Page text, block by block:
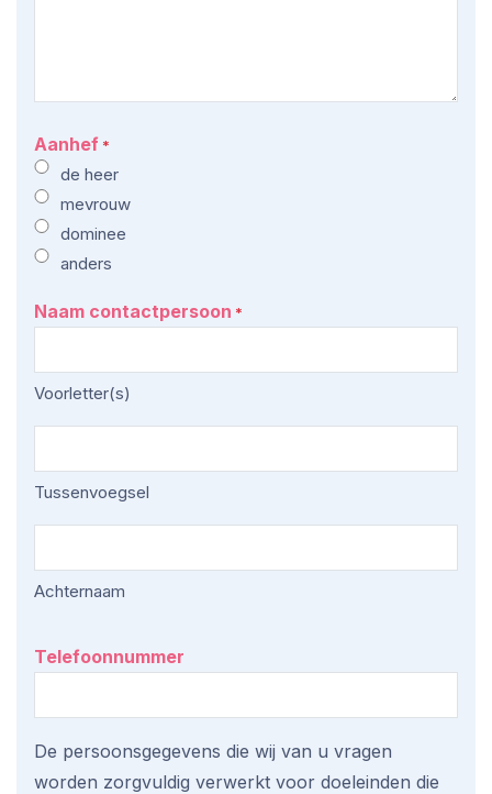
Aanhef *
de heer
mevrouw
dominee
anders
Naam contactpersoon *
Voorletter(s)
Tussenvoegsel
Achternaam
Telefoonnummer
De persoonsgegevens die wij van u vragen
worden zorgvuldig verwerkt voor doeleinden die